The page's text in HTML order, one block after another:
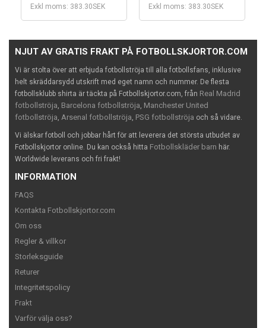
Exkl moms: 383.30SEK Exkl moms: 383.30SEK
NJUT AV GRATIS FRAKT PÅ FOTBOLLSKJORTOR.COM
Vi är stolta över att erbjuda fotbollströja till alla fotbollsfans, inklusive
helt skräddarsydd utskrift med eget namn och nummer. De flesta
fotbollsklubb shirta är täckta på Fotbollskjortor.com, från Real Madrid
fotbollströja, Barcelona fotbollströja, Manchester United
fotbollströja, Arsenal fotbollströja, PSG fotbollströja och så vidare.
Vi älskar fotboll och jobbar hårt för att leverera det största utbudet av
Fotbollskjortor online. Du kan också hitta Fotbollskläder barn här.
Worldwide leverans och fri frakt!
INFORMATION
FAQS
Kontakta Fotbollskjortor.com
Om oss
Regler & villkor
Storleksguide
Returer
Integritetspolicy
Frakt
Varför välja oss?